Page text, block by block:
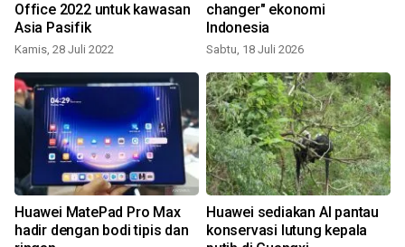
Office 2022 untuk kawasan
Asia Pasifik
Kamis, 28 Juli 2022
changer" ekonomi
Indonesia
Sabtu, 18 Juli 2026
Huawei MatePad Pro Max
hadir dengan bodi tipis dan
Huawei sediakan AI pantau
konservasi lutung kepala